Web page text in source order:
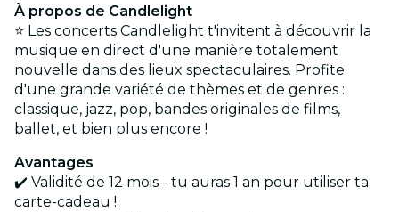
À propos de Candlelight
⭐ Les concerts Candlelight t'invitent à découvrir la
musique en direct d'une manière totalement
nouvelle dans des lieux spectaculaires. Profite
d'une grande variété de thèmes et de genres :
classique, jazz, pop, bandes originales de films,
ballet, et bien plus encore !
Avantages
✔️ Validité de 12 mois - tu auras 1 an pour utiliser ta
carte-cadeau !